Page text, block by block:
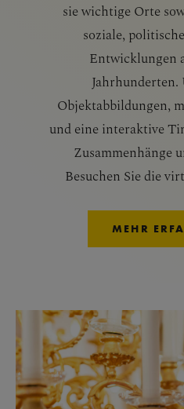
sie wichtige Orte
soziale,
Entwicklungen
Jahrhunderten.
Objektabbildungen,
und eine interaktive
Zusammenhänge
Besuchen Sie die
MEHR